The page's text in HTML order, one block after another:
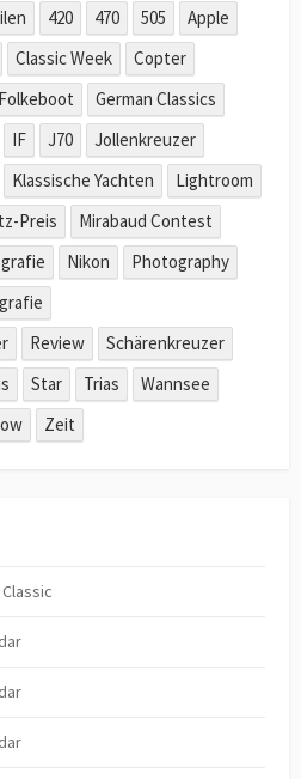
420 470 505
Apple
Classic Week
Copter
Folkeboot
German Classics
IF J70
Jollenkreuzer
Klassische Yachten
Lightroom
Preis
Mirabaud Contest
Nikon
Photography
Review
Schärenkreuzer
Star Trias
Wannsee
Zeit